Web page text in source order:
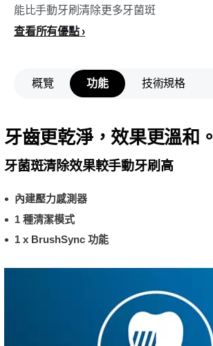
能比手動牙刷清除更多牙菌斑
查看所有優點
概覽 功能 技術規格
牙齒更乾淨，效果更溫和。
牙菌斑清除效果較手動牙刷高
內建壓力感測器
1 種清潔模式
1 x BrushSync 功能